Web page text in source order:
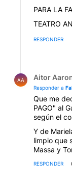
PARA LA
TEATRO
RESPONDER
AA Aitor
Responder a
Que me
PAGO" al
según el
Y de
limpio que
Massa y
RESPONDER